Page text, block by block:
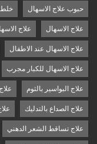
حبوب علاج الاسهال
علاج الاسهال علاج
علاج الاسهال عند الاطفال
علاج الاسهال للكبار مجرب
علاج البواسير بالثوم
علاج الصداع بالتدليك
علاج تساقط الشعر الدهني